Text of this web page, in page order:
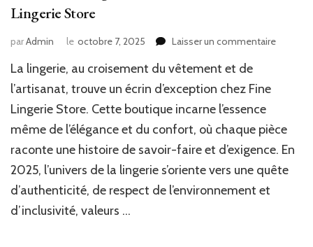
Lingerie Store
parAdmin le octobre 7, 2025 Laisser un commentairesur
chez
Fine
Lingerie
Store
La lingerie, au croisement du vêtement et de
l’artisanat, trouve un écrin d’exception chez Fine
Lingerie Store. Cette boutique incarne l’essence
même de l’élégance et du confort, où chaque pièce
raconte une histoire de savoir-faire et d’exigence. En
2025, l’univers de la lingerie s’oriente vers une quête
d’authenticité, de respect de l’environnement et
d’inclusivité, valeurs …